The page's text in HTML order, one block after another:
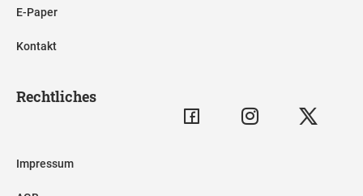
E-Paper
Kontakt
Rechtliches
Impressum